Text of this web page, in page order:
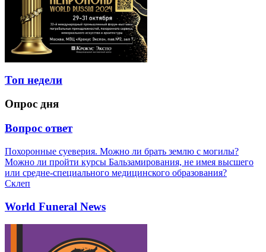
Топ недели
Опрос дня
Вопрос ответ
Похоронные суеверия. Можно ли брать землю с могилы?
Можно ли пройти курсы Бальзамирования, не имея высшего
или средне-специального медицинского образования?
Склеп
World Funeral News